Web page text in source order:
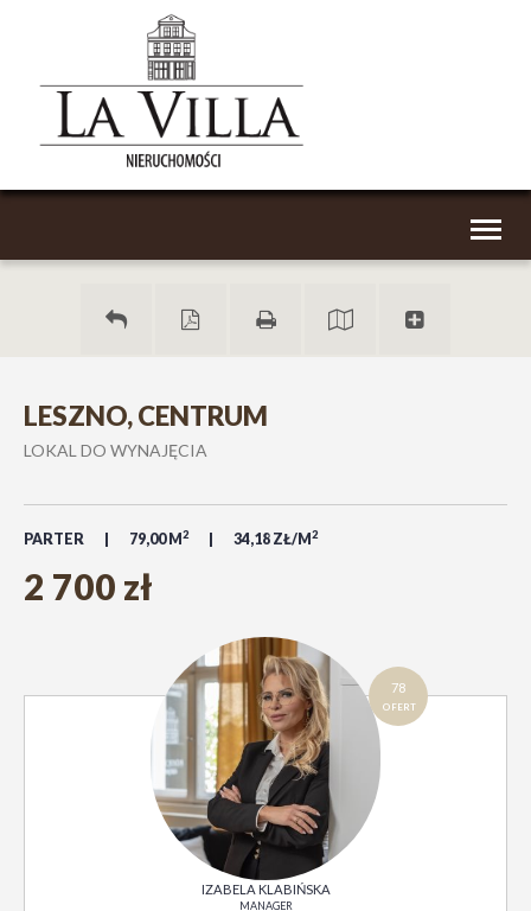
LESZNO, CENTRUM
LOKAL DO WYNAJĘCIA
PARTER 79,00 M 2 34,18 ZŁ/M 2
2 700 zł
78
OFERT
IZABELA KLABIŃSKA
MANAGER